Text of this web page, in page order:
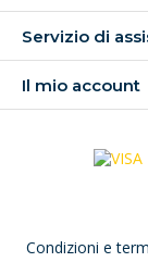
Servizio di
Il mio account
Condizioni e